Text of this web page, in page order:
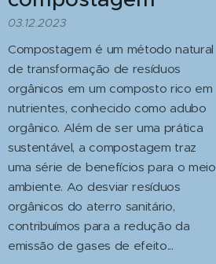
03.12.2023
Compostagem é um método natural
de transformação de resíduos
orgânicos em um composto rico em
nutrientes, conhecido como adubo
orgânico. Além de ser uma prática
sustentável, a compostagem traz
uma série de benefícios para o meio
ambiente. Ao desviar resíduos
orgânicos do aterro sanitário,
contribuímos para a redução da
emissão de gases de efeito...